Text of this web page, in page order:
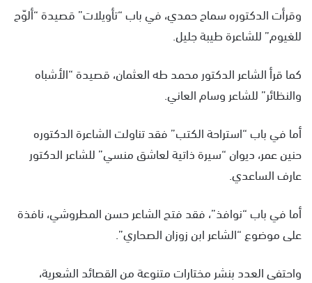
وقرأت الدكتوره سماح حمدي، في باب “تأويلات” قصيدة “ألوّح
للغيوم” للشاعرة طيبة جليل.
كما قرأ الشاعر الدكتور محمد طه العثمان، قصيدة “الأشباه
والنظائر” للشاعر وسام العاني.
أما في باب “استراحة الكتب” فقد تناولت الشاعرة الدكتوره
حنين عمر، ديوان “سيرة ذاتية لعاشق منسي” للشاعر الدكتور
عارف الساعدي.
أما في باب “نوافذ”، فقد فتح الشاعر حسن المطروشي، نافذة
على موضوع “الشاعر ابن زوزان الصحاري”.
واحتفى العدد بنشر مختارات متنوعة من القصائد الشعرية،